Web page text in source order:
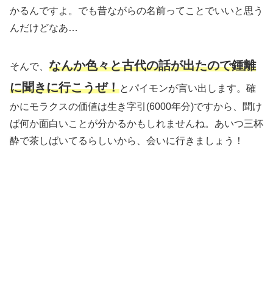
かるんですよ。でも昔ながらの名前ってことでいいと思う
んだけどなあ…
そんで、 なんか色々と古代の話が出たので鍾離
に聞きに行こうぜ！とパイモンが言い出します。確
かにモラクスの価値は生き字引 (6000年分)ですから、聞け
ば何か面白いことが分かるかもしれませんね。あいつ三杯
酔で茶しばいてるらしいから、会いに行きましょう！